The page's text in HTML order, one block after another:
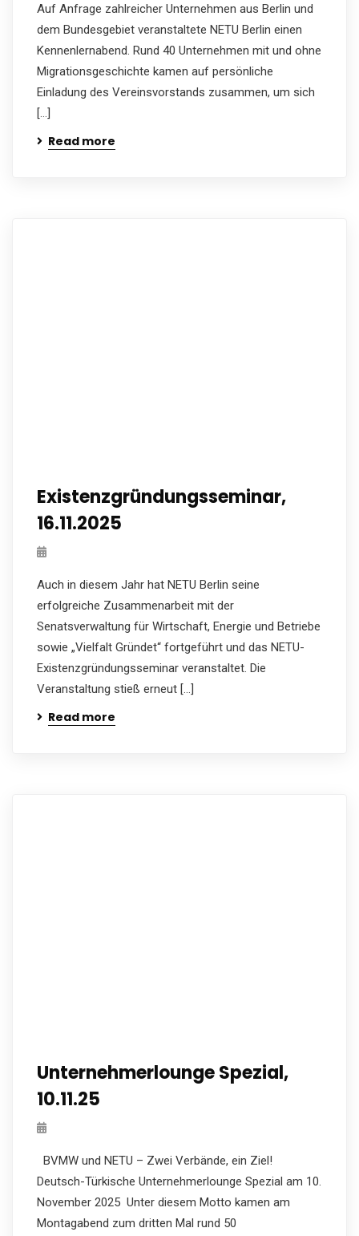
Auf Anfrage zahlreicher Unternehmen aus Berlin und
dem Bundesgebiet veranstaltete NETU Berlin einen
Kennenlernabend. Rund 40 Unternehmen mit und ohne
Migrationsgeschichte kamen auf persönliche
Einladung des Vereinsvorstands zusammen, um sich
[…]
Read more
Existenzgründungsseminar,
16.11.2025
Auch in diesem Jahr hat NETU Berlin seine
erfolgreiche Zusammenarbeit mit der
Senatsverwaltung für Wirtschaft, Energie und Betriebe
sowie „Vielfalt Gründet“ fortgeführt und das NETU-
Existenzgründungsseminar veranstaltet. Die
Veranstaltung stieß erneut […]
Read more
Unternehmerlounge Spezial,
10.11.25
BVMW und NETU – Zwei Verbände, ein Ziel!
Deutsch-Türkische Unternehmerlounge Spezial am 10.
November 2025 Unter diesem Motto kamen am
Montagabend zum dritten Mal rund 50